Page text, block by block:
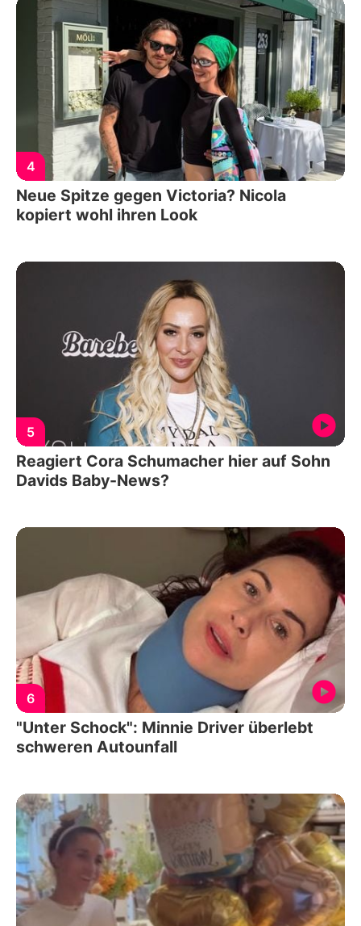
4
Neue Spitze gegen Victoria? Nicola
kopiert wohl ihren Look
5
Reagiert Cora Schumacher hier auf Sohn
Davids Baby-News?
6
"Unter Schock": Minnie Driver überlebt
schweren Autounfall